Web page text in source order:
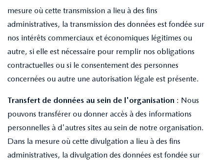
mesure où cette transmission a lieu à des fins
administratives, la transmission des données est fondée sur
nos intérêts commerciaux et économiques légitimes ou
autre, si elle est nécessaire pour remplir nos obligations
contractuelles ou si le consentement des personnes
concernées ou autre une autorisation légale est présente.
Transfert de données au sein de l'organisation : Nous
pouvons transférer ou donner accès à des informations
personnelles à d'autres sites au sein de notre organisation.
Dans la mesure où cette divulgation a lieu à des fins
administratives, la divulgation des données est fondée sur